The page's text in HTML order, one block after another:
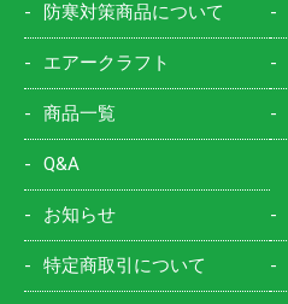
防寒対策商品について
エアークラフト
商品一覧
Q&A
お知らせ
特定商取引について